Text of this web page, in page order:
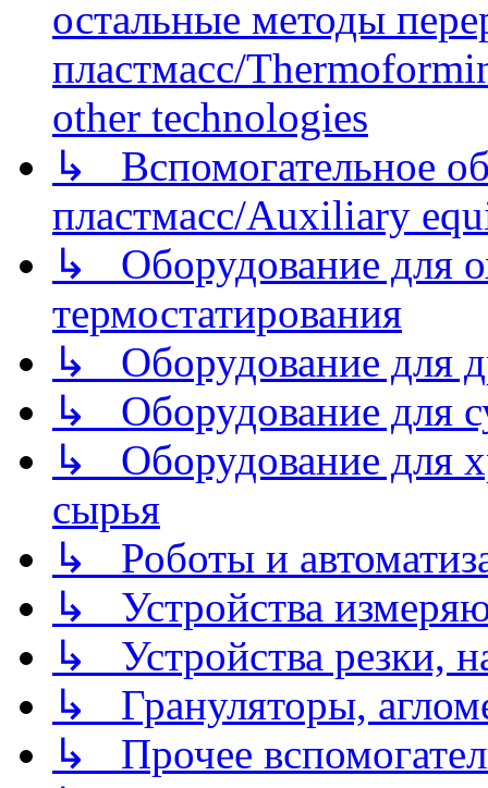
остальные методы
пластмасс/
other technologies
↳ Вспомогательное
пластмасс/Auxiliary
↳ Оборудование для
термостатирования
↳ Оборудование для
↳ Оборудование для
↳ Оборудование для
сырья
↳ Роботы и
↳ Устройства
↳ Устройства резки,
↳ Грануляторы,
↳ Прочее